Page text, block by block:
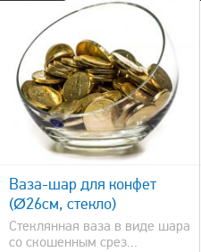
Ваза-шар для конфет
(Ø26см, стекло)
Стеклянная ваза в виде шара
со скошенным срез...
быстрый просмотр